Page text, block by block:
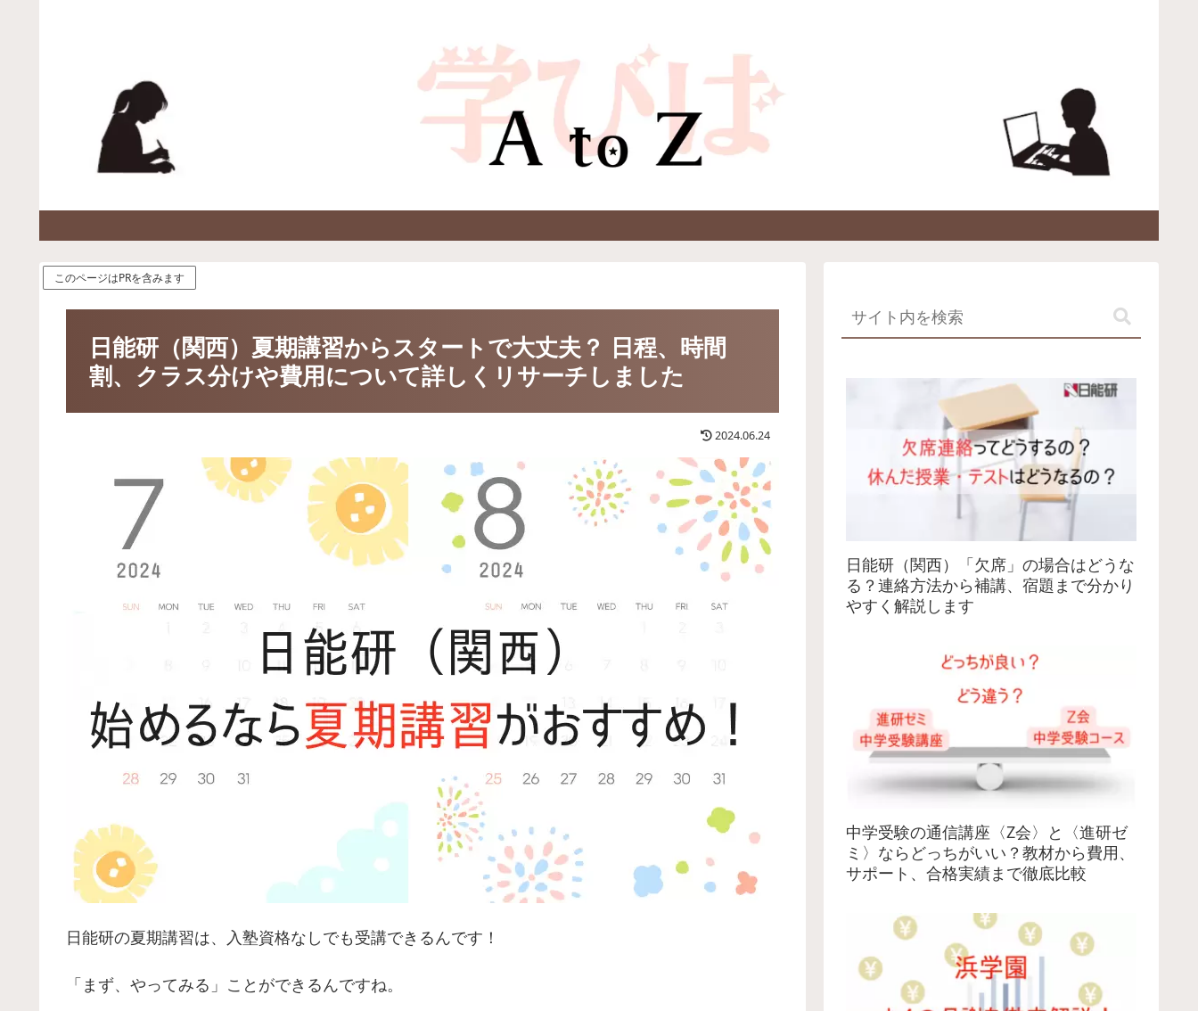
このページはPRを含みます
日能研（関西）夏期講習からスタートで大丈夫？ 日程、時間
割、クラス分けや費用について詳しくリサーチしました
2024.06.24
日能研の夏期講習は、入塾資格なしでも受講できるんです！
「まず、やってみる」ことができるんですね。
日能研（関西）「欠席」の場合はどうな
る？連絡方法から補講、宿題まで分かり
やすく解説します
中学受験の通信講座〈Z会〉と〈進研ゼ
ミ〉ならどっちがいい？教材から費用、
サポート、合格実績まで徹底比較